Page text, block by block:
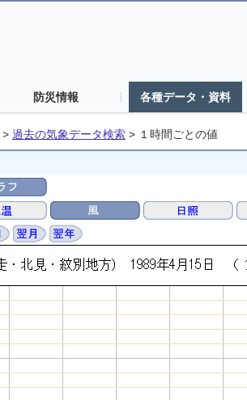
防災情報 各種データ・資料
> 過去の気象データ検索 > １時間ごとの値